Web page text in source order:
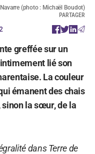
(photo : Michaël Boudot)
PARTAGER
greffée sur un
lié son
La couleur
émanent des chais
la sœur, de la
dans Terre de